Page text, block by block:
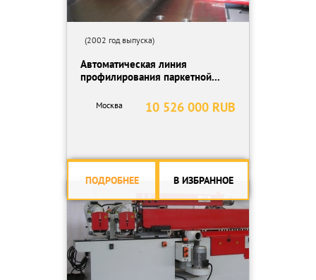
Диаметр патрубков стружкоприемников, мм: 130.
Габаритные размеры (длина*ширина*высота) мм:
4308*1620*1700. Масса, кг: 4100
(2002 год выпуска)
Автоматическая линия
профилирования паркетной...
10 526 000 RUB
Москва
ПОДРОБНЕЕ В ИЗБРАННОЕ